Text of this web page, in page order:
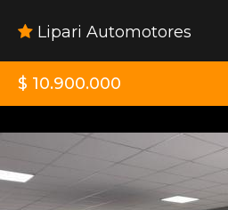
Lipari Automotores
$ 10.900.000